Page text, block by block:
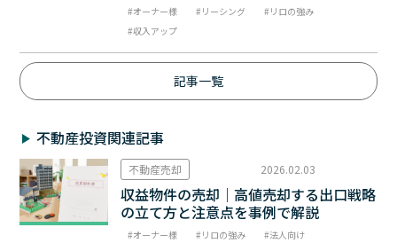
オーナー様 リーシング
リロの強み
収入アップ
記事一覧
不動産投資関連記事
不動産売却 2026.02.03
収益物件の売却｜高値売却する出口戦略
の立て方と注意点を事例で解説
オーナー様 リロの強み 法人向け